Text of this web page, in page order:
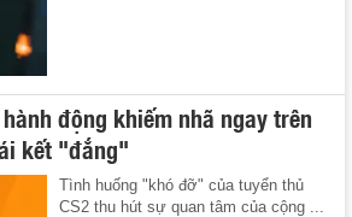
động khiếm nhã ngay trên
kết "đắng"
Tình huống "khó đỡ" của tuyển thủ
CS2 thu hút sự quan tâm của cộng ...